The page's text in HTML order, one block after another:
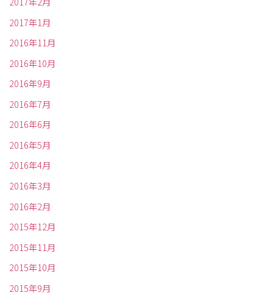
2017年1月
2016年11月
2016年10月
2016年9月
2016年7月
2016年6月
2016年5月
2016年4月
2016年3月
2016年2月
2015年12月
2015年11月
2015年10月
2015年9月